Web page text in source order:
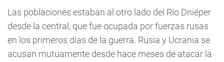
Las poblaciones estaban al otro lado del Río Dniéper
desde la central, que fue ocupada por fuerzas rusas
en los primeros días de la guerra. Rusia y Ucrania se
acusan mutuamente desde hace meses de atacar la